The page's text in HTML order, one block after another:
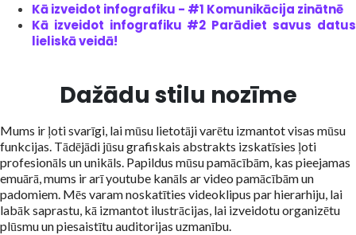
Kā izveidot infografiku - #1 Komunikācija zinātnē
Kā izveidot infografiku #2 Parādiet savus datus
lieliskā veidā!
Dažādu stilu nozīme
Mums ir ļoti svarīgi, lai mūsu lietotāji varētu izmantot visas mūsu
funkcijas. Tādējādi jūsu grafiskais abstrakts izskatīsies ļoti
profesionāls un unikāls. Papildus mūsu pamācībām, kas pieejamas
emuārā, mums ir arī youtube kanāls ar video pamācībām un
padomiem. Mēs varam noskatīties videoklipus par hierarhiju, lai
labāk saprastu, kā izmantot ilustrācijas, lai izveidotu organizētu
plūsmu un piesaistītu auditorijas uzmanību.